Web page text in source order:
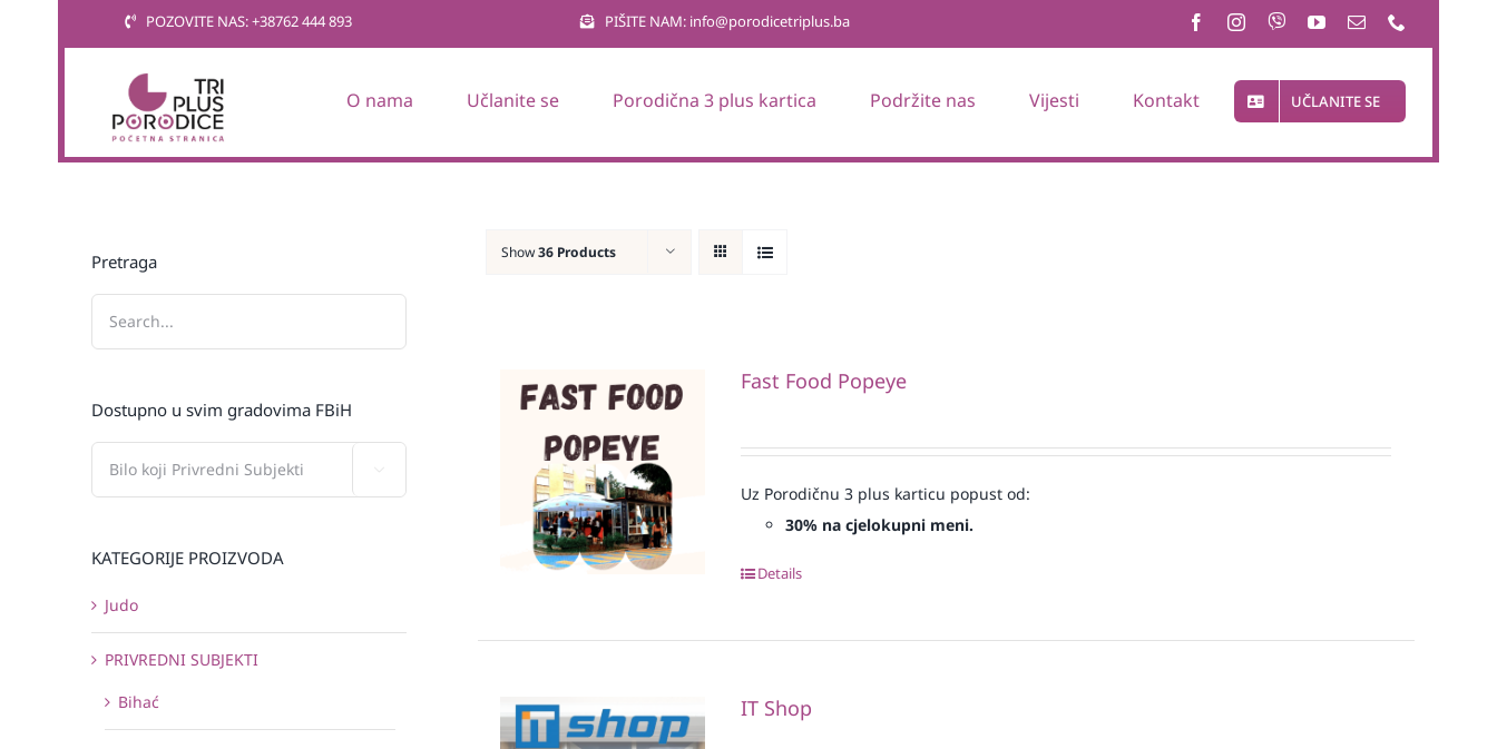
POZOVITE NAS: +38762 444 893 PIŠITE NAM: info@porodicetriplus.ba
O nama Učlanite se Porodična 3 plus kartica Podržite nas Vijesti Kontakt UČLANITE SE
Show36 Products
Fast Food Popeye
Uz Porodičnu 3 plus karticu popust od:
30% na cjelokupni meni.
Details
IT Shop
Pretraga
Dostupno u svim gradovima FBiH
KATEGORIJE PROIZVODA
Judo
PRIVREDNI SUBJEKTI
Bihać